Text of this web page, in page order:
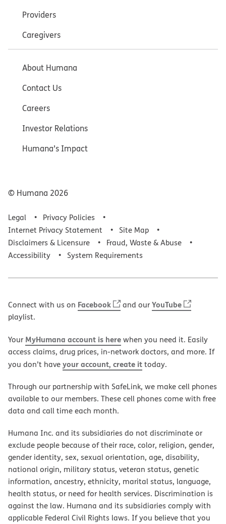
Providers
Caregivers
About Humana
Contact Us
Careers
Investor Relations
Humana’s Impact
© Humana 2026
Legal
Privacy Policies
Internet Privacy Statement
Site Map
Disclaimers & Licensure
Fraud, Waste & Abuse
Accessibility
System Requirements
Connect with us on Facebook and ourYouTube
playlist.
Your MyHumana account is herewhen you need it. Easily
access claims, drug prices, in-network doctors, and more. If
you don’t haveyour account, create ittoday.
Through our partnership with SafeLink, we make cell phones
available to our members. These cell phones come with free
data and call time each month.
Humana Inc. and its subsidiaries do not discriminate or
exclude people because of their race, color, religion, gender,
gender identity, sex, sexual orientation, age, disability,
national origin, military status, veteran status, genetic
information, ancestry, ethnicity, marital status, language,
health status, or need for health services. Discrimination is
against the law. Humana and its subsidiaries comply with
applicable Federal Civil Rights laws. If you believe that you